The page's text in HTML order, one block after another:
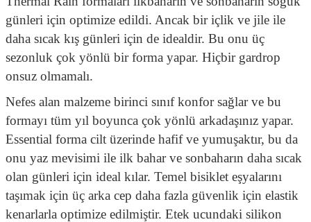
günleri için optimize edildi. Ancak bir içlik ve jile ile
daha sıcak kış günleri için de idealdir. Bu onu üç
sezonluk çok yönlü bir forma yapar. Hiçbir gardrop
onsuz olmamalı.
Nefes alan malzeme birinci sınıf konfor sağlar ve bu
formayı tüm yıl boyunca çok yönlü arkadaşınız yapar.
Essential forma cilt üzerinde hafif ve yumuşaktır, bu da
onu yaz mevisimi ile ilk bahar ve sonbaharın daha sıcak
olan günleri için ideal kılar. Temel bisiklet eşyalarını
taşımak için üç arka cep daha fazla güvenlik için elastik
kenarlarla optimize edilmiştir. Etek ucundaki silikon